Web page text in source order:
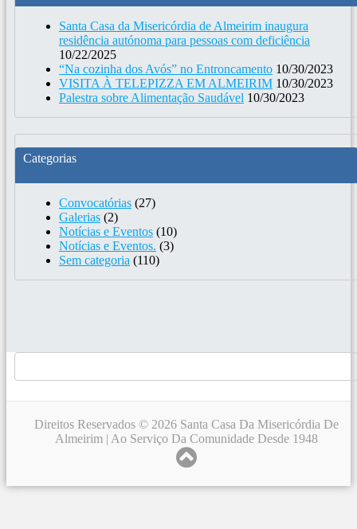
Santa Casa da Misericórdia de Almeirim inaugura
residência autónoma para pessoas com deficiência
10/22/2025
“Na cozinha dos Avós” no Entroncamento 10/30/2023
VISITA À TELEPIZZA EM ALMEIRIM 10/30/2023
Palestra sobre Alimentação Saudável 10/30/2023
Categorias
Convocatórias (27)
Galerias (2)
Notícias e Eventos (10)
Notícias e Eventos. (3)
Sem categoria (110)
Direitos Reservados © 2026 Santa Casa Da Misericórdia De
Almeirim | Ao Serviço Da Comunidade Desde 1948